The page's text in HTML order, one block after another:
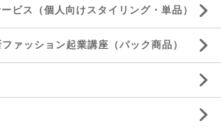
ス（個人向けスタイリング・単品）
ァッション起業講座（パック商品）